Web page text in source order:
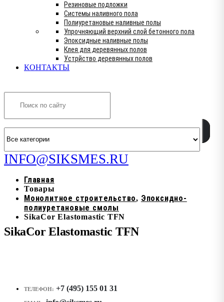
Резиновые подложки
Системы наливного пола
Полиуретановые наливные полы
Упрочняющий верхний слой бетонного пола
Эпоксидные наливные полы
Клея для деревянных полов
Устрйство деревянных полов
КОНТАКТЫ
INFO@SIKSMES.RU
Главная
Товары
Монолитное строительство, Эпоксидно-
полиуретановые смолы
SikaCor Elastomastic TFN
SikaCor Elastomastic TFN
ТЕЛЕФОН: +7 (495) 155 01 31